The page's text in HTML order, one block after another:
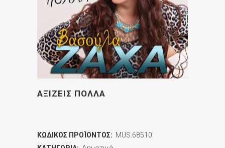
ΑΞΙΖΕΙΣ ΠΟΛΛΑ
ΚΩΔΙΚΌΣ ΠΡΟΪΌΝΤΟΣ: MUS.68510